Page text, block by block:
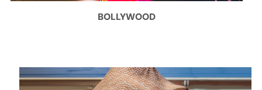
BOLLYWOOD